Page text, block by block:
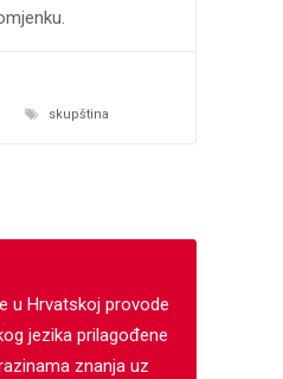
skupština
u Hrvatskoj provode
jezika prilagođene
znanja uz